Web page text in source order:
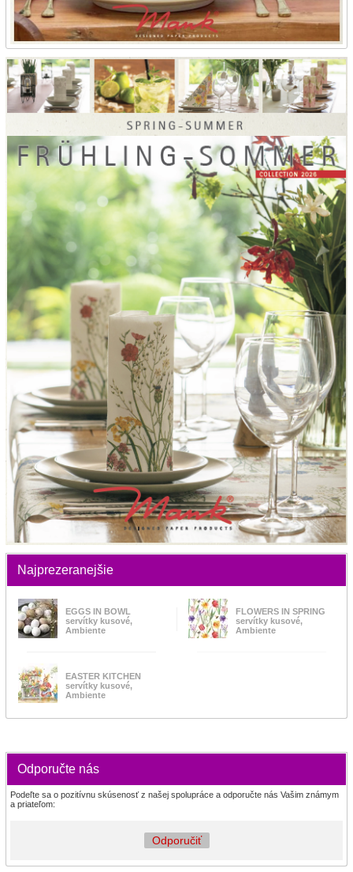
Najprezeranejšie
EGGS IN BOWL
servítky kusové,
Ambiente
FLOWERS IN SPRING
servítky kusové,
Ambiente
EASTER KITCHEN
servítky kusové,
Ambiente
Odporučte nás
Podeľte sa o pozitívnu skúsenosť z našej spolupráce a odporučte nás Vašim známym
a priateľom:
Odporučiť